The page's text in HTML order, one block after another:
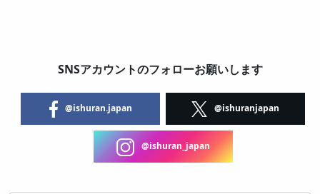
SNSアカウントのフォローお願いします
@ishuran.japan @ishuranjapan
@ishuran_japan